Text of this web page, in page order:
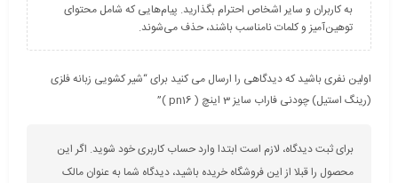
به کاربران و سایر اشخاص احترام بگذارید. پیام‌هایی که شامل محتوای
توهین‌آمیز و کلمات نامناسب باشند، حذف می‌شوند.
اولین نفری باشید که دیدگاهی را ارسال می کنید برای “شیر کشویی زبانه فلزی
(رینگ استیل) چودنی فاراب سایز 3 اینچ ( pn16 )”
برای ثبت دیدگاه، لازم است ابتدا وارد حساب کاربری خود شوید. اگر این
محصول را قبلا از این فروشگاه خریده باشید، دیدگاه شما به عنوان مالک